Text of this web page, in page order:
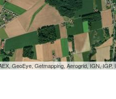
GeoEye, Getmapping, Aerogrid, IGN, IGP,